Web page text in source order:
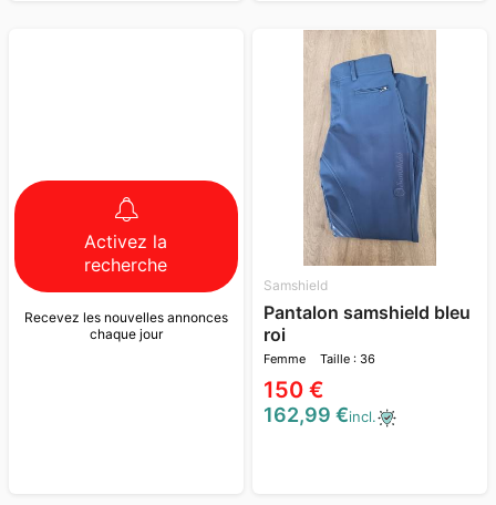
Activez la
recherche
Recevez les nouvelles annonces
chaque jour
Samshield
Pantalon samshield bleu
roi
Femme Taille : 36
150 €
162,99 €incl.